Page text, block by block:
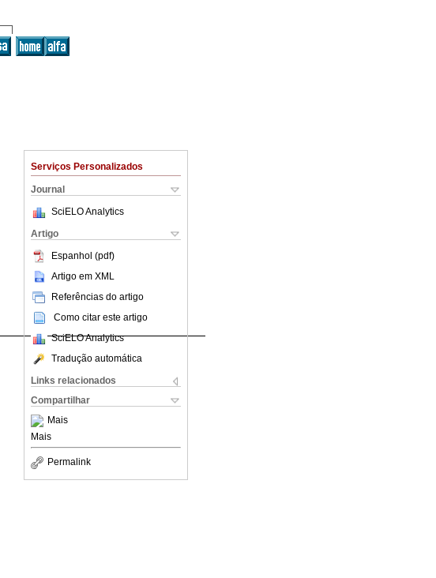
Serviços Personalizados
Journal
SciELO Analytics
Artigo
Espanhol (pdf)
Artigo em XML
Referências do artigo
Como citar este artigo
SciELO Analytics
Tradução automática
Links relacionados
Compartilhar
Mais
Mais
Permalink